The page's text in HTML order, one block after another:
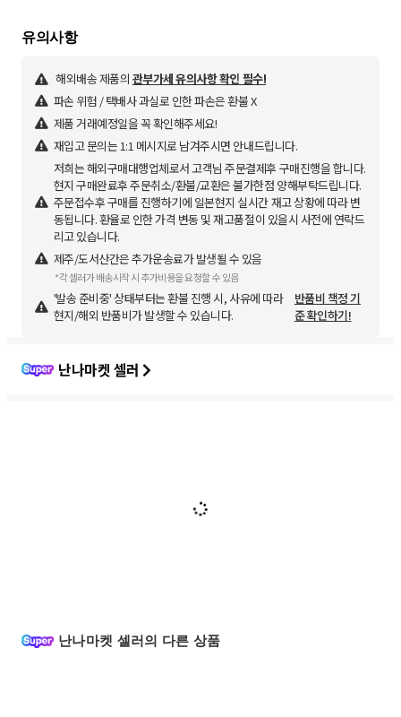
유의사항
해외배송 제품의 관부가세 유의사항 확인 필수!
파손 위험 / 택배사 과실로 인한 파손은 환불 X
제품 거래예정일을 꼭 확인해주세요!
재입고 문의는 1:1 메시지로 남겨주시면 안내드립니다.
저희는 해외구매대행업체로서 고객님 주문결제후 구매진행을 합니다.
현지 구매완료후 주문취소/환불/교환은 불가한점 양해부탁드립니다.
주문접수후 구매를 진행하기에 일본현지 실시간 재고 상황에 따라 변
동됩니다. 환율로 인한 가격 변동 및 재고품절이 있을시 사전에 연락드
리고 있습니다.
제주/도서산간은 추가운송료가 발생될 수 있음
*각 셀러가 배송시작 시 추가비용을 요청할 수 있음
'발송 준비중' 상태부터는 환불 진행 시, 사유에 따라
현지/해외 반품비가 발생할 수 있습니다.
반품비 책정 기
준 확인하기!
난나마켓 셀러
난나마켓 셀러의 다른 상품